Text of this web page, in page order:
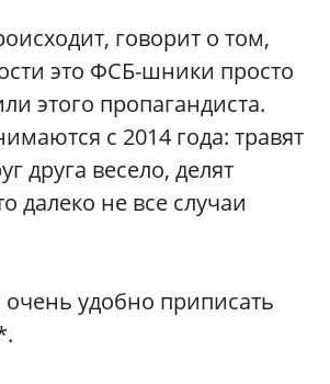
говорит о том,
это ФСБ-шники просто
этого пропагандиста.
с 2014 года: травят
друга весело, делят
далеко не все случаи
удобно приписать